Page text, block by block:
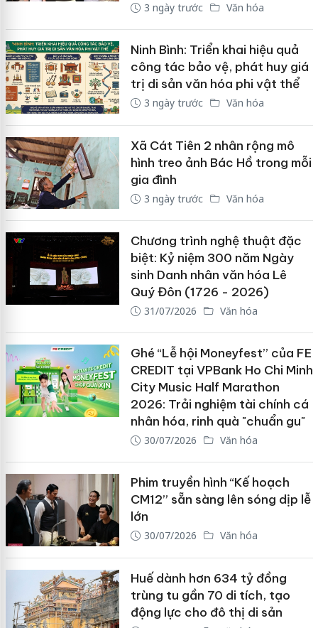
3 ngày trước Văn hóa
Ninh Bình: Triển khai hiệu quả
công tác bảo vệ, phát huy giá
trị di sản văn hóa phi vật thể
3 ngày trước Văn hóa
Xã Cát Tiên 2 nhân rộng mô
hình treo ảnh Bác Hồ trong mỗi
gia đình
3 ngày trước Văn hóa
Chương trình nghệ thuật đặc
biệt: Kỷ niệm 300 năm Ngày
sinh Danh nhân văn hóa Lê
Quý Đôn (1726 - 2026)
31/07/2026 Văn hóa
Ghé “Lễ hội Moneyfest” của FE
CREDIT tại VPBank Ho Chi Minh
City Music Half Marathon
2026: Trải nghiệm tài chính cá
nhân hóa, rinh quà "chuẩn gu"
30/07/2026 Văn hóa
Phim truyền hình “Kế hoạch
CM12” sẵn sàng lên sóng dịp lễ
lớn
30/07/2026 Văn hóa
Huế dành hơn 634 tỷ đồng
trùng tu gần 70 di tích, tạo
động lực cho đô thị di sản